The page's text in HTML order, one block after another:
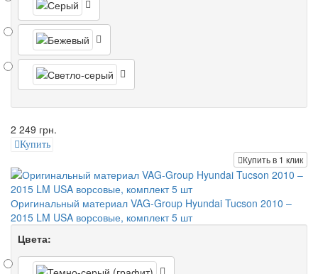
2 249 грн.
Купить
Купить в 1 клик
Оригинальный материал VAG-Group Hyundai Tucson 2010 –
2015 LM USA ворсовые, комплект 5 шт
Цвета: